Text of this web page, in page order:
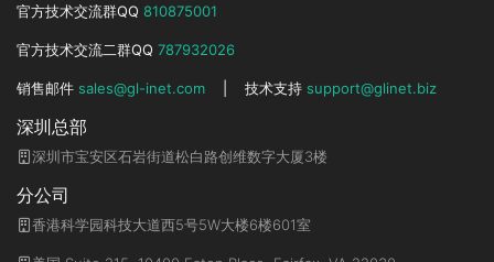
官方技术交流群QQ 810875001
官方技术交流二群QQ 787932026
销售邮件 sales@gl-inet.com 技术支持 support@glinet.biz
深圳总部
深圳市宝安区石岩街道松白路创维数字大厦3楼
分公司
香港科学园科技大道西5号5W大楼6楼601室